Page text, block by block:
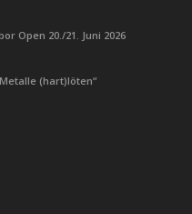
Open 20./21. Juni 2026
(hart)löten“